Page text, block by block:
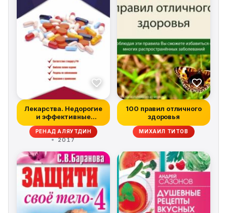
Лекарства. Недорогие
и эффективные
препараты для д...
РЕНАД АЛЯУТДИН
2017
100 правил отличного
здоровья
МИХАИЛ ТИТОВ